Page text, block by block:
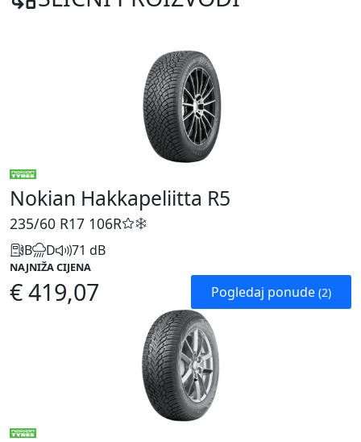
Nokian Hakkapeliitta R5
235/60 R17 106R
B D 71 dB
NAJNIŽA CIJENA
€ 419,07 Pogledaj ponude (2)